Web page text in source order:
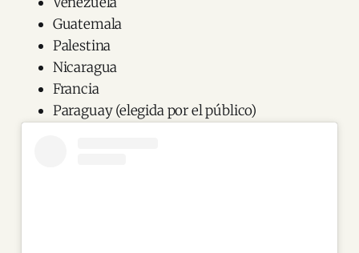
Guatemala
Palestina
Nicaragua
Francia
Paraguay (elegida por el público)